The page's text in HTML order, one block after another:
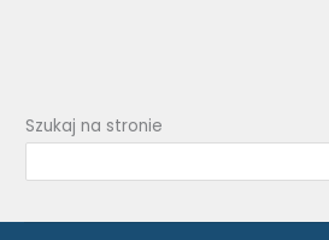
Szukaj na stronie